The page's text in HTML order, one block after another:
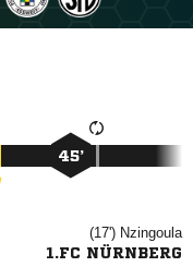
45’
(17') 
1.FC NÜRNBERG